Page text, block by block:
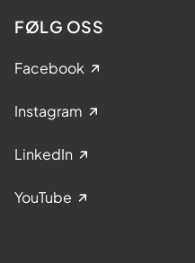
FØLG OSS
Facebook
Instagram
LinkedIn
YouTube